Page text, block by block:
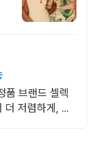
품 브랜드 셀렉
저렴하게, 로